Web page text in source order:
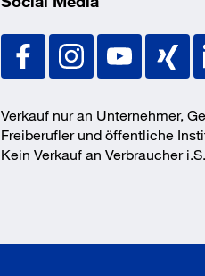
Verkauf nur an Unternehmer,
Freiberufler und öffentliche
Kein Verkauf an Verbraucher